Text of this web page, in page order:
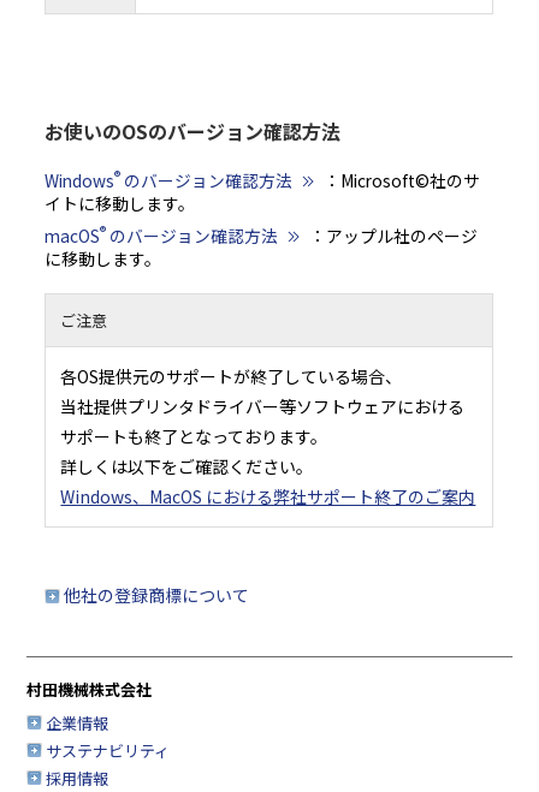
お使いのOSのバージョン確認方法
Windows® のバージョン確認方法
：Microsoft©社のサ
イトに移動します。
macOS® のバージョン確認方法
：アップル社のページ
に移動します。
ご注意
各OS提供元のサポートが終了している場合、
当社提供プリンタドライバー等ソフトウェアにおける
サポートも終了となっております。
詳しくは以下をご確認ください。
Windows、MacOS における弊社サポート終了のご案内
他社の登録商標について
村田機械株式会社
企業情報
サステナビリティ
採用情報